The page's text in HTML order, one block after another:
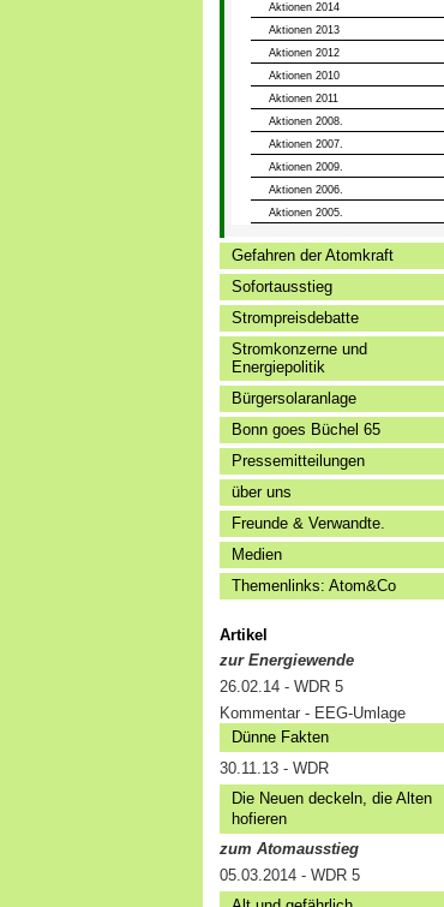
Aktionen 2014
Aktionen 2013
Aktionen 2012
Aktionen 2010
Aktionen 2011
Aktionen 2008.
Aktionen 2007.
Aktionen 2009.
Aktionen 2006.
Aktionen 2005.
Gefahren der Atomkraft
Sofortausstieg
Strompreisdebatte
Stromkonzerne und
Energiepolitik
Bürgersolaranlage
Bonn goes Büchel 65
Pressemitteilungen
über uns
Freunde & Verwandte.
Medien
Themenlinks: Atom&Co
Artikel
zur Energiewende
26.02.14 - WDR 5
Kommentar - EEG-Umlage
Dünne Fakten
30.11.13 - WDR
Die Neuen deckeln, die Alten
hofieren
zum Atomausstieg
05.03.2014 - WDR 5